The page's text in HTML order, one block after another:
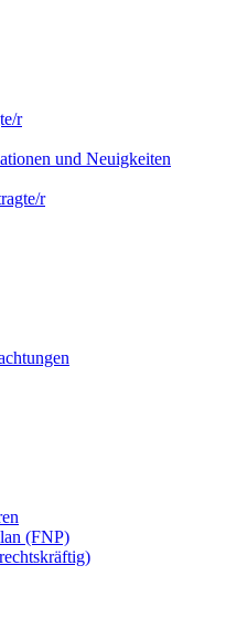
r
und Neuigkeiten
r
(FNP)